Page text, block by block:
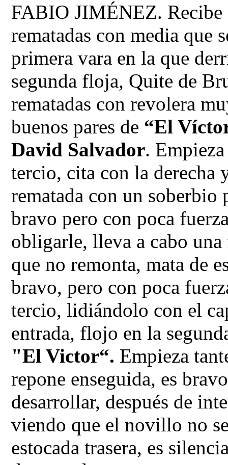
FABIO JIMÉNEZ. Recibe
rematadas con media que
primera vara en la que
segunda floja, Quite de
rematadas con revolera
buenos pares de “El
David Salvador.
tercio, cita con la derecha
rematada con un soberbio
bravo pero con poca
obligarle, lleva a cabo una
que no remonta, mata de
bravo, pero con poca
tercio, lidiándolo con el
entrada, flojo en la
"El Victor“. Empieza
repone enseguida, es
desarrollar, después de
viendo que el novillo no
estocada trasera, es